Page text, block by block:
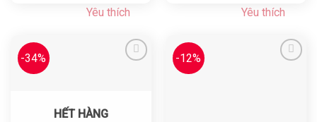
Yêu thích Yêu thích
-34%
HẾT HÀNG
-12%